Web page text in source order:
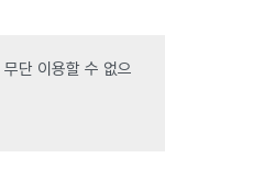
단 이용할 수 없으